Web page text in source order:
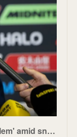
Barry Hearn says 'Saudi is a problem' amid snooker shift